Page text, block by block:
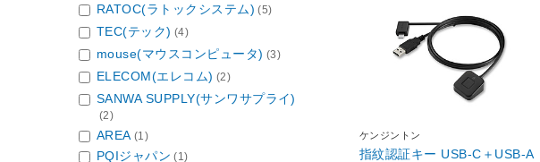
ケンジントン
指紋認証キー USB-C＋USB-A
RATOC(ラトックシステム) (5)
TEC(テック) (4)
mouse(マウスコンピュータ) (3)
ELECOM(エレコム) (2)
SANWA SUPPLY(サンワサプライ)
(2)
AREA (1)
PQIジャパン (1)